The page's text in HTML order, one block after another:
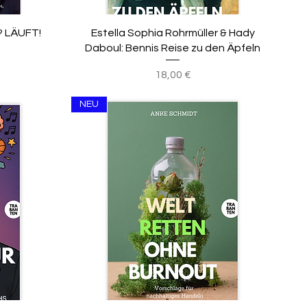
LÄUFT!
Estella Sophia Rohrmüller & Hady
Daboul: Bennis Reise zu den Äpfeln
Preis
18,00 €
NEU